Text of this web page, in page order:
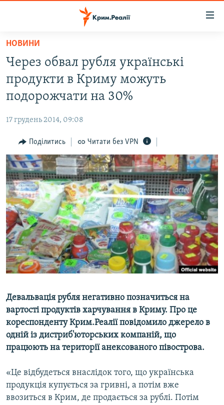
Перейти
основного
матеріалу
Перейти
до
основної
навігації
Перейти
до
пошуку
ВОДА.КРИМ
ВІДЕО ТА ФОТО
БЛОГИ
ПОГЛЯД
ІНТЕРВ'Ю
ВСЕ ЗА ДЕНЬ
СПЕЦПРОЕКТИ
ДЕПОРТАЦІЯ
ВІДЕОУРОКИ «ELIFBE»
СВІДЧЕННЯ ОКУПАЦІЇ
УКРАЇНСЬКА ПРОБЛЕМА КРИМУ
ЯК ОБІЙТИ БЛОКУВАННЯ
Русский
Qırımtatar
Усі сайти RFE/RL
НОВИНИ
Через обвал рубля українські
продукти в Криму можуть
подорожчати на 30%
17 грудень 2014, 09:08
Поділитись Читати без VPN
Девальвація рубля негативно позначиться на
вартості продуктів харчування в Криму. Про це
кореспонденту Крим.Реалії повідомило джерело в
одній із дистриб'юторських компаній, що
працюють на території анексованого півострова.
«Це відбудеться внаслідок того, що українська
продукція купується за гривні, а потім вже
ввозиться в Крим, де продається за рублі. Потім